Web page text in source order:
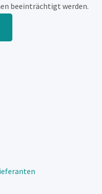
beeinträchtigt werden.